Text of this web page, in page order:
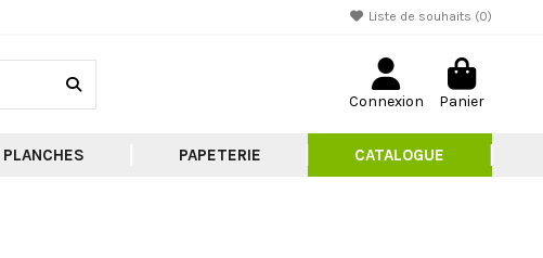
Liste de souhaits (0)
Connexion Panier
PLANCHES PAPETERIE CATALOGUE